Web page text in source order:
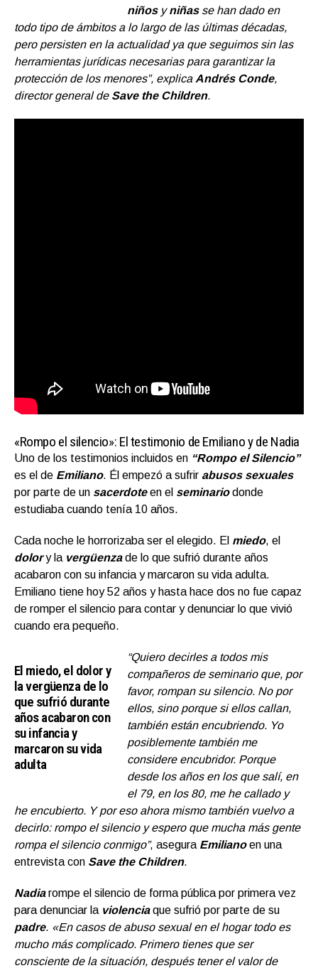
niñosyniñas se han dado en
todo tipo de ámbitos a lo largo de las últimas décadas,
pero persisten en la actualidad ya que seguimos sin las
herramientas jurídicas necesarias para garantizar la
protección de los menores”, explica Andrés Conde,
director general deSave the Children.
«Rompo el silencio»: El testimonio de Emiliano y de Nadia
Uno de los testimonios incluidos en “Rompo el Silencio”
es el de Emiliano. Él empezó a sufrir abusos sexuales
por parte de un sacerdote en el seminariodonde
estudiaba cuando tenía 10 años.
Cada noche le horrorizaba ser el elegido. El miedo, el
dolory la vergüenzade lo que sufrió durante años
acabaron con su infancia y marcaron su vida adulta.
Emiliano tiene hoy 52 años y hasta hace dos no fue capaz
de romper el silencio para contar y denunciar lo que vivió
cuando era pequeño.
El miedo, el dolor y
la vergüenza de lo
que sufrió durante
años acabaron con
su infancia y
marcaron su vida
adulta
“Quiero decirles a todos mis
compañeros de seminario que, por
favor, rompan su silencio. No por
ellos, sino porque si ellos callan,
también están encubriendo. Yo
posiblemente también me
considere encubridor. Porque
desde los años en los que salí, en
el 79, en los 80, me he callado y
he encubierto. Y por eso ahora mismo también vuelvo a
decirlo: rompo el silencio y espero que mucha más gente
rompa el silencio conmigo”, asegura Emilianoen una
entrevista con Save the Children.
Nadiarompe el silencio de forma pública por primera vez
para denunciar la violenciaque sufrió por parte de su
padre. «En casos de abuso sexual en el hogar todo es
mucho más complicado. Primero tienes que ser
consciente de la situación, después tener el valor de